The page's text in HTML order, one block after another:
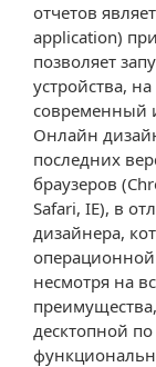
отчетов
application)
позволяет
устройства,
современный
Онлайн
последних
браузеров
Safari, IE), в
дизайнера,
несмотря на
десктопной